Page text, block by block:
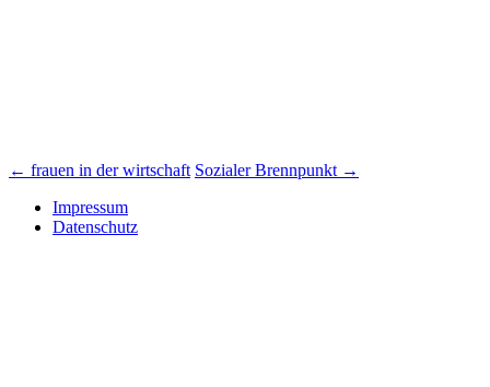
Beitrags-
Navigation
← frauen in der wirtschaft Sozialer Brennpunkt →
Impressum
Datenschutz